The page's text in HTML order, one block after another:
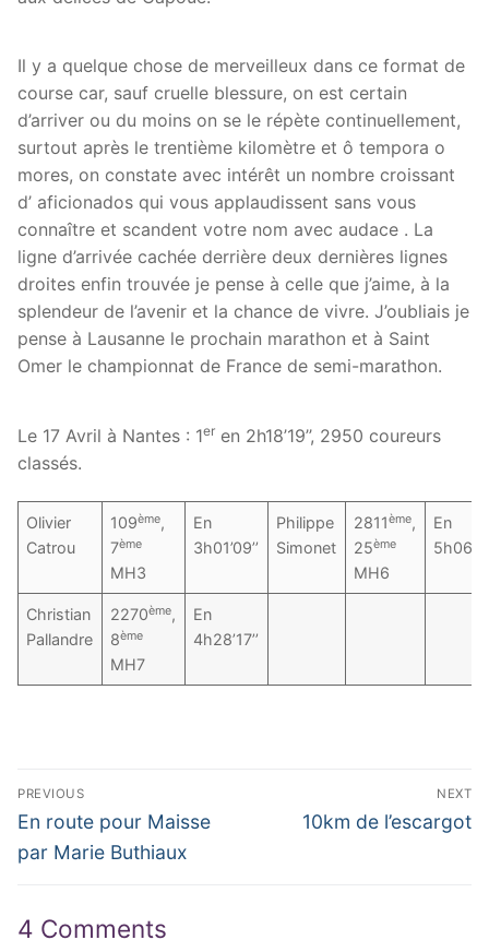
Il y a quelque chose de merveilleux dans ce format de
course car, sauf cruelle blessure, on est certain
d’arriver ou du moins on se le répète continuellement,
surtout après le trentième kilomètre et ô tempora o
mores, on constate avec intérêt un nombre croissant
d’ aficionados qui vous applaudissent sans vous
connaître et scandent votre nom avec audace . La
ligne d’arrivée cachée derrière deux dernières lignes
droites enfin trouvée je pense à celle que j’aime, à la
splendeur de l’avenir et la chance de vivre. J’oubliais je
pense à Lausanne le prochain marathon et à Saint
Omer le championnat de France de semi-marathon.
Le 17 Avril à Nantes : 1er en 2h18’19’’, 2950 coureurs
classés.
Olivier
Catrou
109ème,
7ème
MH3
En
3h01’09’’
Philippe
Simonet
2811ème,
25ème
MH6
En
Christian
Pallandre
2270ème,
8ème
MH7
En
4h28’17’’
Navigation
de
l’article
PREVIOUS
Previous
post:
En route pour Maisse
par Marie Buthiaux
NEXT
Next
10km de l’escargot
4 Comments